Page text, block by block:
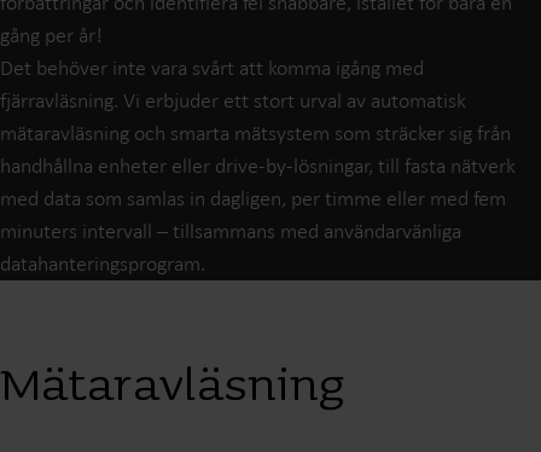
gång per år!
Det behöver inte vara svårt att komma igång med
fjärravläsning. Vi erbjuder ett stort urval av automatisk
mätaravläsning och smarta mätsystem som sträcker sig från
handhållna enheter eller drive-by-lösningar, till fasta nätverk
med data som samlas in dagligen, per timme eller med fem
minuters intervall – tillsammans med användarvänliga
datahanteringsprogram.
Mätaravläsning